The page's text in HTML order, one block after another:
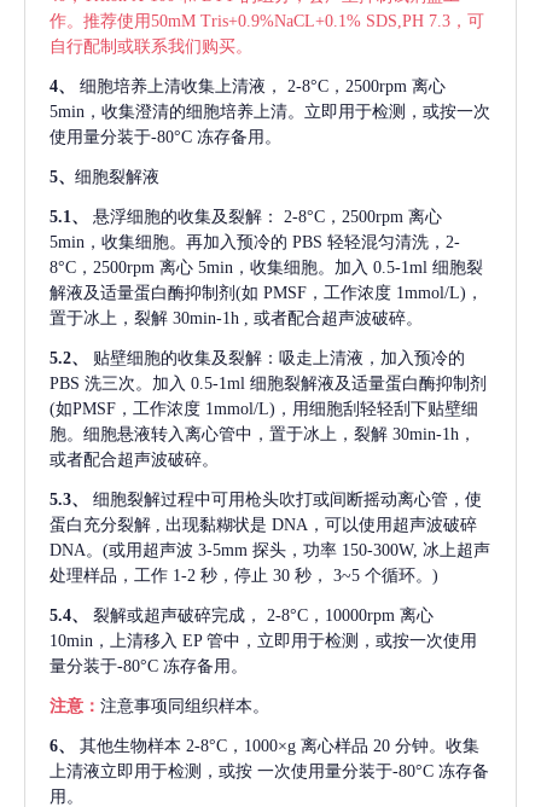
作。推荐使用50mM Tris+0.9%NaCL+0.1% SDS,PH 7.3，可
自行配制或联系我们购买。
4、 细胞培养上清收集上清液，
2-8°C，2500rpm 离心
5min，收集澄清的细胞培养上清。立即用于检测，或按一次
使用量分装于-80°C 冻存备用。
5、 细胞裂解液
5.1、 悬浮细胞的收集及裂解：
2-8°C，2500rpm 离心
5min，收集细胞。再加入预冷的 PBS 轻轻混匀清洗，2-
8°C，2500rpm 离心 5min，收集细胞。加入 0.5-1ml 细胞裂
解液及适量蛋白酶抑制剂(如 PMSF，工作浓度 1mmol/L)，
置于冰上，裂解 30min-1h , 或者配合超声波破碎。
5.2、
贴壁细胞的收集及裂解：吸走上清液，加入预冷的
PBS 洗三次。加入 0.5-1ml 细胞裂解液及适量蛋白酶抑制剂
(如PMSF，工作浓度 1mmol/L)，用细胞刮轻轻刮下贴壁细
胞。细胞悬液转入离心管中，置于冰上，裂解 30min-1h，
或者配合超声波破碎。
5.3、
细胞裂解过程中可用枪头吹打或间断摇动离心管，使
蛋白充分裂解
, 出现黏糊状是 DNA，可以使用超声波破碎
DNA。(或用超声波 3-5mm 探头，功率 150-300W, 冰上超声
处理样品，工作 1-2 秒，停止 30 秒， 3~5 个循环。)
5.4、 裂解或超声破碎完成，
2-8°C，10000rpm 离心
10min，上清移入 EP 管中，立即用于检测，或按一次使用
量分装于-80°C 冻存备用。
注意： 注意事项同组织样本。
6、 其他生物样本 2-8°C，1000×g 离心样品 20 分钟。收集
上清液立即用于检测，或按 一次使用量分装于-80°C 冻存备
用。